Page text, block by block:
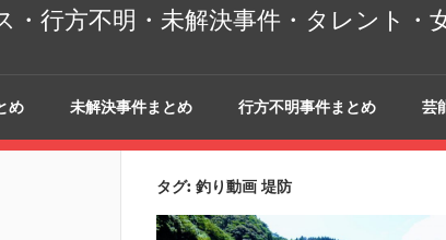
・行方不明・未解決事件・タレント
め 未解決事件まとめ 行方不明事件まとめ 芸
タグ: 釣り動画 堤防